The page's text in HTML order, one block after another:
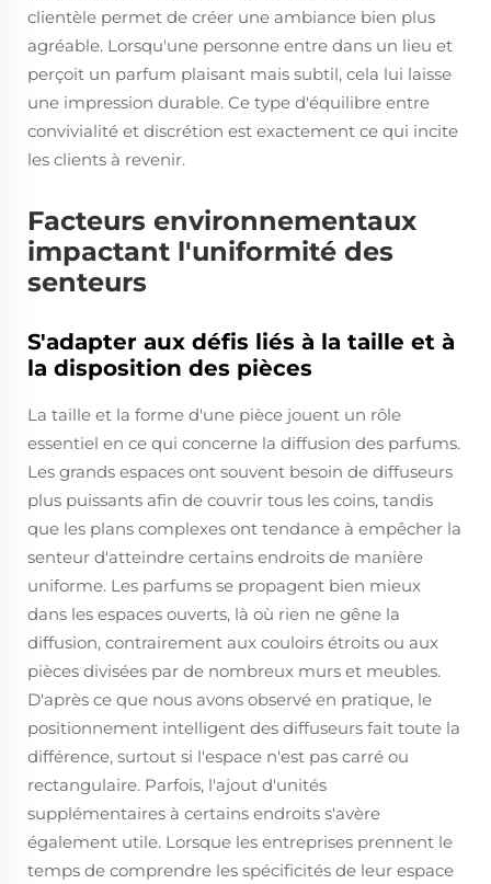
clientèle permet de créer une ambiance bien plus
agréable. Lorsqu'une personne entre dans un lieu et
perçoit un parfum plaisant mais subtil, cela lui laisse
une impression durable. Ce type d'équilibre entre
convivialité et discrétion est exactement ce qui incite
les clients à revenir.
Facteurs environnementaux
impactant l'uniformité des
senteurs
S'adapter aux défis liés à la taille et à
la disposition des pièces
La taille et la forme d'une pièce jouent un rôle
essentiel en ce qui concerne la diffusion des parfums.
Les grands espaces ont souvent besoin de diffuseurs
plus puissants afin de couvrir tous les coins, tandis
que les plans complexes ont tendance à empêcher la
senteur d'atteindre certains endroits de manière
uniforme. Les parfums se propagent bien mieux
dans les espaces ouverts, là où rien ne gêne la
diffusion, contrairement aux couloirs étroits ou aux
pièces divisées par de nombreux murs et meubles.
D'après ce que nous avons observé en pratique, le
positionnement intelligent des diffuseurs fait toute la
différence, surtout si l'espace n'est pas carré ou
rectangulaire. Parfois, l'ajout d'unités
supplémentaires à certains endroits s'avère
également utile. Lorsque les entreprises prennent le
temps de comprendre les spécificités de leur espace